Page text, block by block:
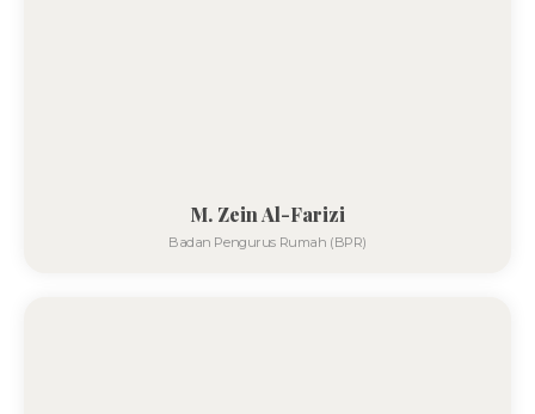
M. Zein Al-Farizi
Badan Pengurus Rumah (BPR)